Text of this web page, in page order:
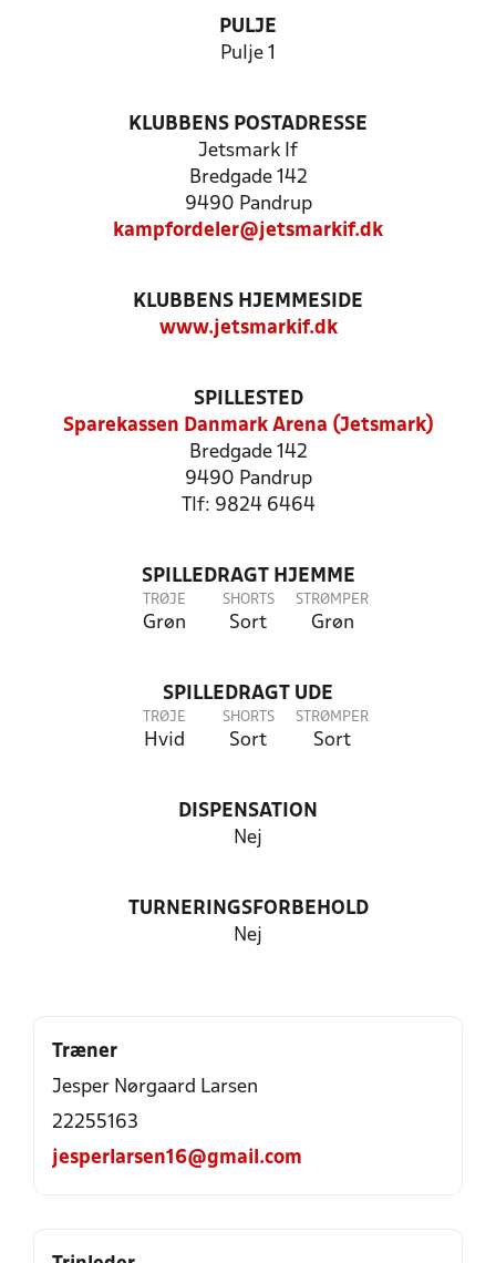
PULJE
Pulje 1
KLUBBENS POSTADRESSE
Jetsmark If
Bredgade 142
9490 Pandrup
kampfordeler@jetsmarkif.dk
KLUBBENS HJEMMESIDE
www.jetsmarkif.dk
SPILLESTED
Sparekassen Danmark Arena (Jetsmark)
Bredgade 142
9490 Pandrup
Tlf: 9824 6464
SPILLEDRAGT HJEMME
TRØJE
Grøn
SHORTS
Sort
STRØMPER
Grøn
SPILLEDRAGT UDE
TRØJE
Hvid
SHORTS
Sort
STRØMPER
Sort
DISPENSATION
Nej
TURNERINGSFORBEHOLD
Nej
Træner
Jesper Nørgaard Larsen
22255163
jesperlarsen16@gmail.com